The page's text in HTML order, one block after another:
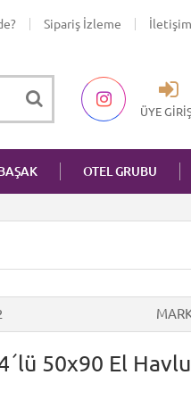
Sipariş İzleme İletişim
ÜYE
OTEL GRUBU
50x90 El